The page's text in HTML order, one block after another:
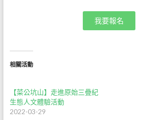
我要報名
相關活動
【菜公坑山】走進原始三疊紀
生態人文體驗活動
2022-03-29